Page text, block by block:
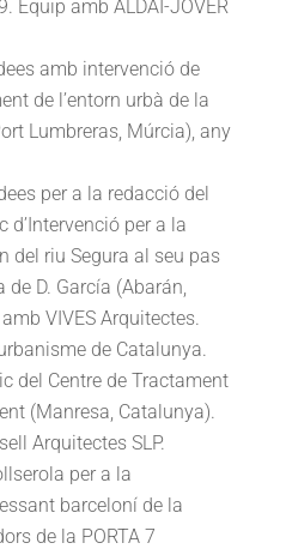
Equip amb ALDAI-JOVER
amb intervenció de
de l’entorn urbà de la
Lumbreras, Múrcia), any
per a la redacció del
d’Intervenció per a la
del riu Segura al seu pas
de D. García (Abarán,
VIVES Arquitectes.
de Catalunya.
del Centre de Tractament
(Manresa, Catalunya).
Arquitectes SLP.
per a la
barceloní de la
de la PORTA 7